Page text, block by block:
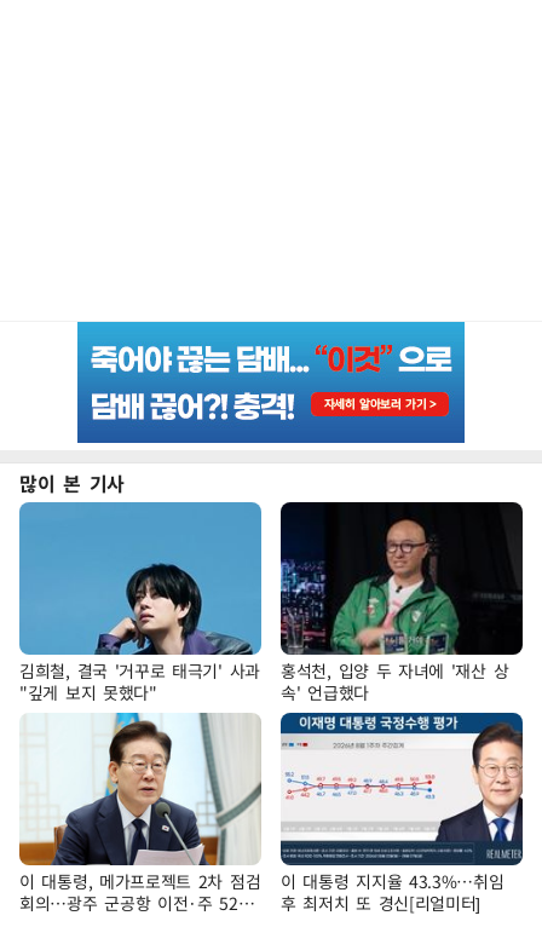
많이 본 기사
김희철, 결국 '거꾸로 태극기' 사과
"깊게 보지 못했다"
홍석천, 입양 두 자녀에 '재산 상
속' 언급했다
이 대통령, 메가프로젝트 2차 점검
회의…광주 군공항 이전·주 52시
이 대통령 지지율 43.3%…취임
후 최저치 또 경신[리얼미터]